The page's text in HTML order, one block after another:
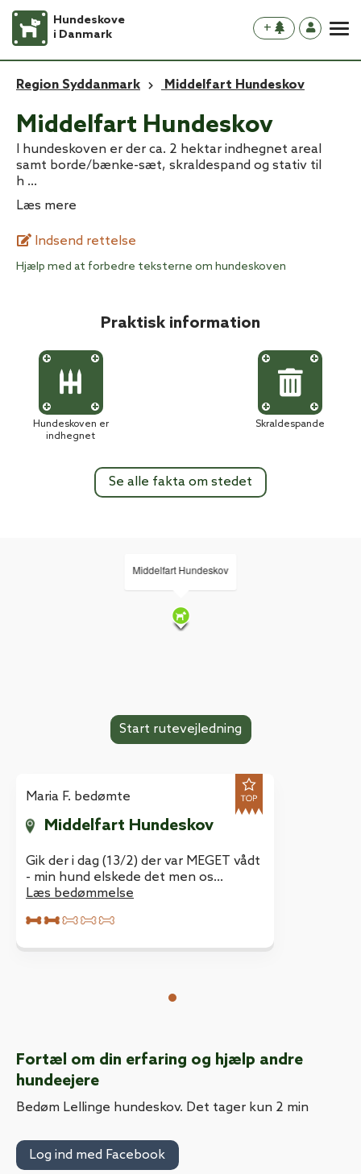
Hundeskove
i Danmark
+
Region Syddanmark Middelfart Hundeskov
Middelfart Hundeskov
I hundeskoven er der ca. 2 hektar indhegnet areal
samt borde/bænke-sæt, skraldespand og stativ til
h ...
Læs mere
Indsend rettelse
Hjælp med at forbedre teksterne om hundeskoven
Praktisk information
Hundeskoven er
indhegnet
Skraldespande
Se alle fakta om stedet
Middelfart Hundeskov
Maria F. bedømte
Middelfart Hundeskov
Gik der i dag (13/2) der var MEGET vådt
- min hund elskede det men os
mennesker skal ha støvler på. Ingen
Læs bedømmelse
Fortæl om din erfaring og hjælp andre
hundeejere
Bedøm Lellinge hundeskov. Det tager kun 2 min
Log ind med Facebook